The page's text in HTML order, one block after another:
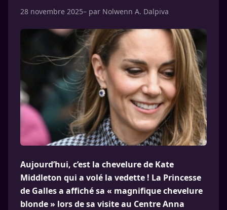
28 novembre 2025– par Nolwenn A. Dalpiva
Aujourd’hui, c’est la chevelure de Kate
Middleton qui a volé la vedette ! La Princesse
de Galles a affiché sa « magnifique chevelure
blonde » lors de sa visite au Centre Anna